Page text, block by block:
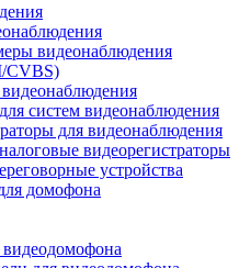
видеонаблюдения
CVBS)
систем видеонаблюдения
для видеонаблюдения
видеорегистраторы
устройства
домофона